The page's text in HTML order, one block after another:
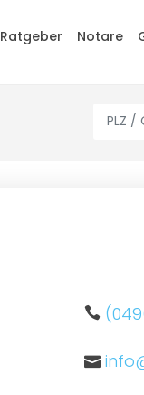
Ratgeber Notare